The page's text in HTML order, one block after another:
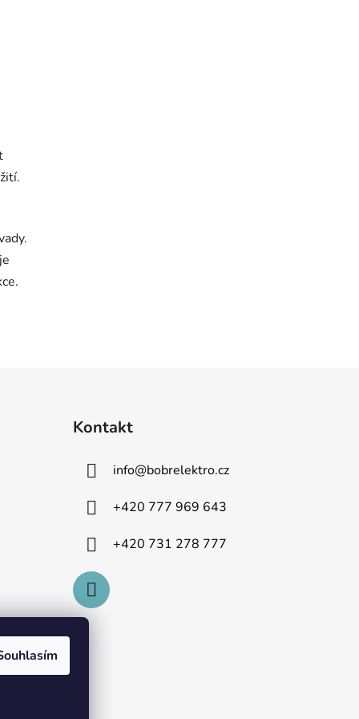
Kontakt
info@bobrelektro.cz
+420 777 969 643
+420 731 278 777